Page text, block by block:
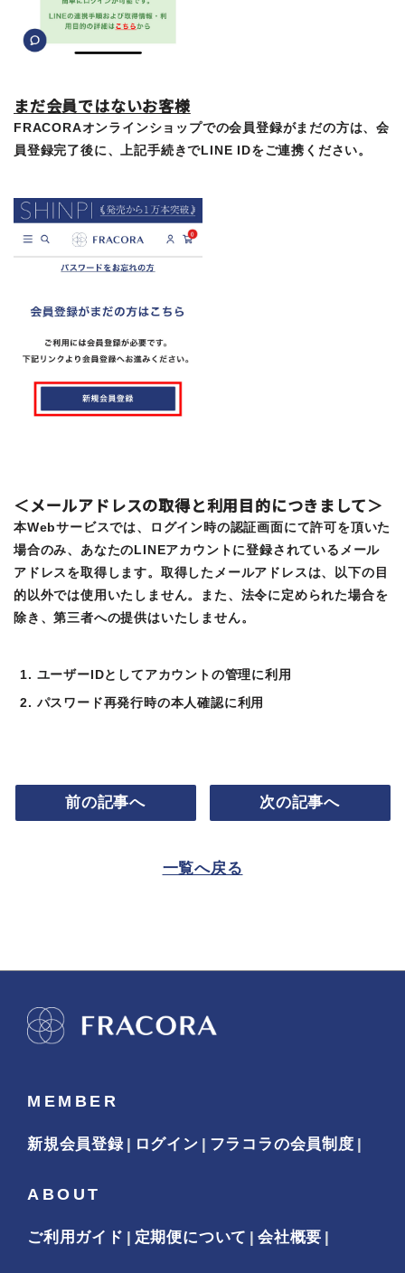
まだ会員ではないお客様
FRACORAオンラインショップでの会員登録がまだの方は、会
員登録完了後に、上記手続きでLINE IDをご連携ください。
＜メールアドレスの取得と利用目的につきまして＞
本Webサービスでは、ログイン時の認証画面にて許可を頂いた
場合のみ、あなたのLINEアカウントに登録されているメール
アドレスを取得します。取得したメールアドレスは、以下の目
的以外では使用いたしません。また、法令に定められた場合を
除き、第三者への提供はいたしません。
ユーザーIDとしてアカウントの管理に利用
パスワード再発行時の本人確認に利用
前の記事へ
一覧へ戻る
次の記事へ
MEMBER
新規会員登録 ログイン フラコラの会員制度
ABOUT
ご利用ガイド 定期便について 会社概要